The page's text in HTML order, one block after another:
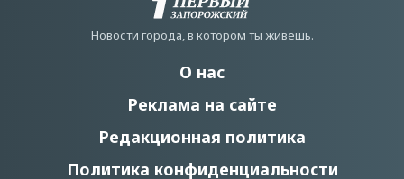
Новости города, в котором ты живешь.
О нас
Реклама на сайте
Редакционная политика
Политика конфиденциальности